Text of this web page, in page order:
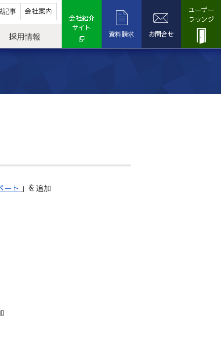
記事 会社案内
採用情報
会社紹介
サイト
資料請求
お問合せ
ユーザー
ラウンジ
ート 」を追加